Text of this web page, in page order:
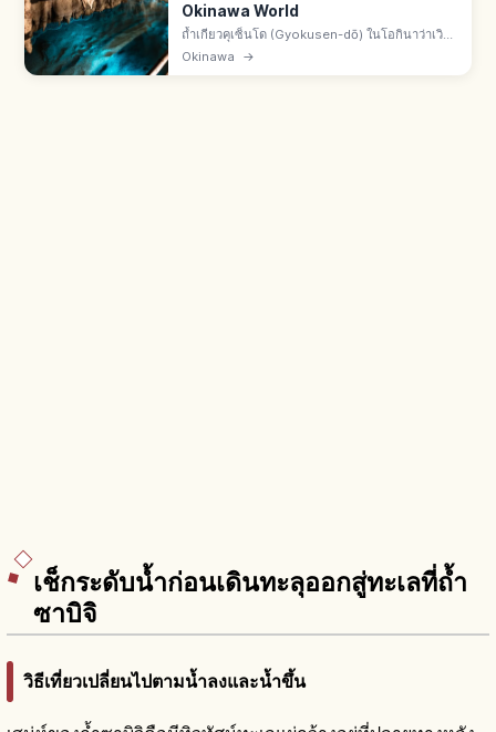
Okinawa World
ถ้ำเกียวคุเซ็นโด (Gyokusen-dō) ในโอกินาว่าเวิลด์
เมืองนันโจ จ.โอกินาว่า ยาวรวม 5,000 ม. มีหินงอก
Okinawa →
เช็กระดับน้ำก่อนเดินทะลุออกสู่ทะเลที่ถ้ำ
ซาบิจิ
วิธีเที่ยวเปลี่ยนไปตามน้ำลงและน้ำขึ้น